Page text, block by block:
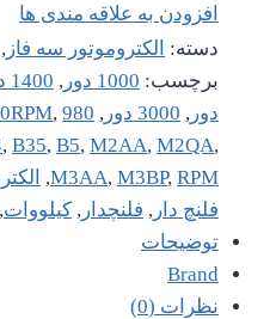
افزودن به علاقه مندی ها
دسته: الکتروموتور سه فاز ,
برچسب: 1000 دور , 1400 دور
دور , 3000 دور ,
, 980 دور
, B35, B5, M2AA, M2QA,
M3AA, M3BP, RPM
,
فلنچ دار , فلنچدار , کیلووات,
توضیحات
Brand
نظرات (0)